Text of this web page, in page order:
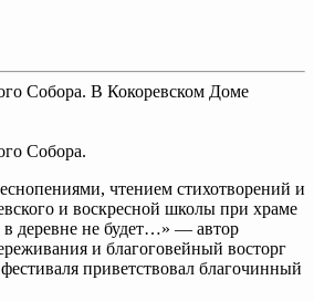
Собора. В Кокоревском Доме
Собора.
чтением стихотворений и
и воскресной школы при храме
в деревне не будет…» — автор
и благоговейный восторг
приветствовал благочинный